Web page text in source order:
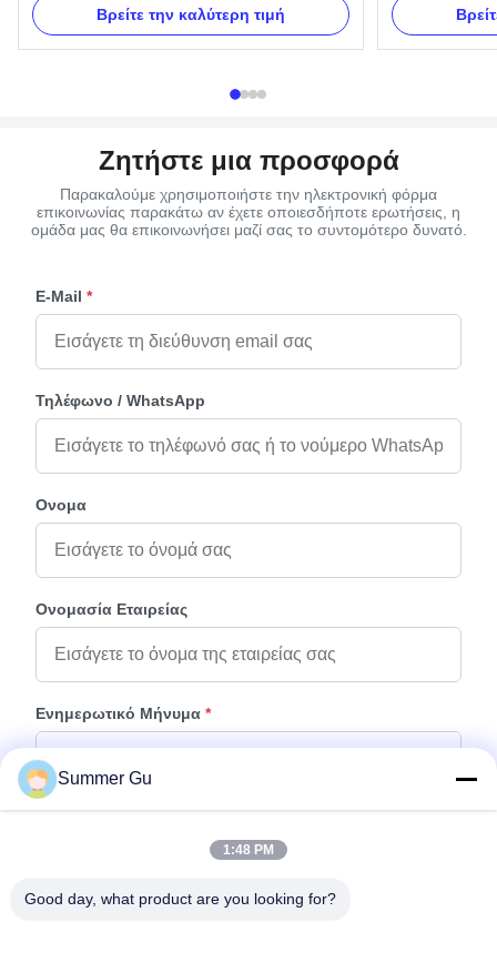
Number Corner 1# Type Adult Place of Origin
Zhejiang, China Payment Mode T/T, Western
Union Main Market South America Material
Βρείτε την καλύτερη τιμή
use with plate
A05 Material
Delivery Time
Ζητήστε μια προσφορά
Παρακαλούμε χρησιμοποιήστε την ηλεκτρονική φόρμα
επικοινωνίας παρακάτω αν έχετε οποιεσδήποτε ερωτήσεις, η
ομάδα μας θα επικοινωνήσει μαζί σας το συντομότερο δυνατό.
E-Mail *
Τηλέφωνο / WhatsApp
Ονομα
Ονομασία Εταιρείας
Ενημερωτικό Μήνυμα *
Προσάρτηση Αρχείων
Summer Gu
1:48 PM
Good day, what product are you looking for?